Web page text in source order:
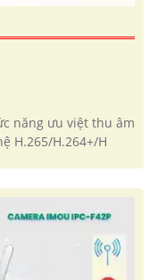
năng ưu việt thu âm
H.265/H.264+/H